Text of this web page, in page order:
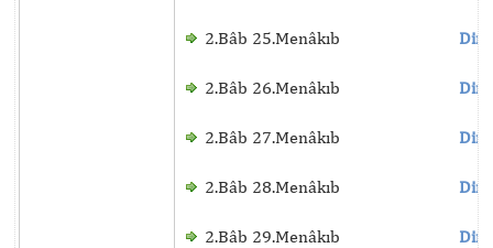
2.Bâb 25.Menâkıb
2.Bâb 26.Menâkıb
2.Bâb 27.Menâkıb
2.Bâb 28.Menâkıb
2.Bâb 29.Menâkıb